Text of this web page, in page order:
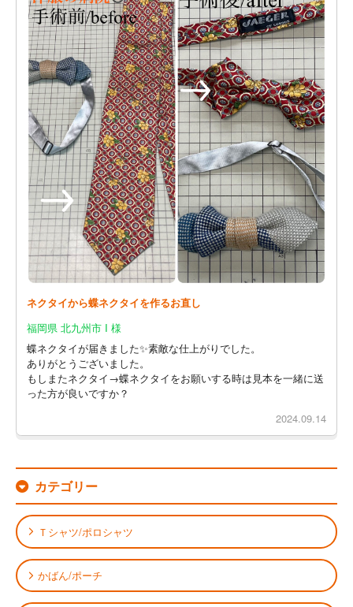
ネクタイから蝶ネクタイを作るお直し
福岡県 北九州市 I 様
蝶ネクタイが届きました✨素敵な仕上がりでした。
ありがとうございました。
もしまたネクタイ→蝶ネクタイをお願いする時は見本を一緒に送
った方が良いですか？
2024.09.14
カテゴリー
Ｔシャツ/ポロシャツ
かばん/ポーチ